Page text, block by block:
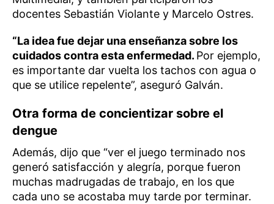
docentes Sebastián Violante y Marcelo Ostres.
“La idea fue dejar una enseñanza sobre los
cuidados contra esta enfermedad. Por ejemplo,
es importante dar vuelta los tachos con agua o
que se utilice repelente”, aseguró Galván.
Otra forma de concientizar sobre el
dengue
Además, dijo que “ver el juego terminado nos
generó satisfacción y alegría, porque fueron
muchas madrugadas de trabajo, en los que
cada uno se acostaba muy tarde por terminar.